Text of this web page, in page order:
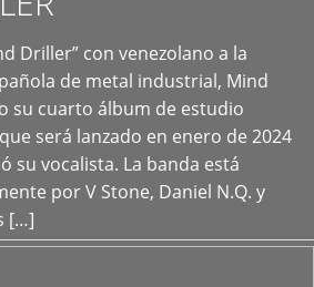
Driller” con venezolano a la
de metal industrial, Mind
su cuarto álbum de estudio
será lanzado en enero de 2024
su vocalista. La banda está
por V Stone, Daniel N.Q. y
[…]
+